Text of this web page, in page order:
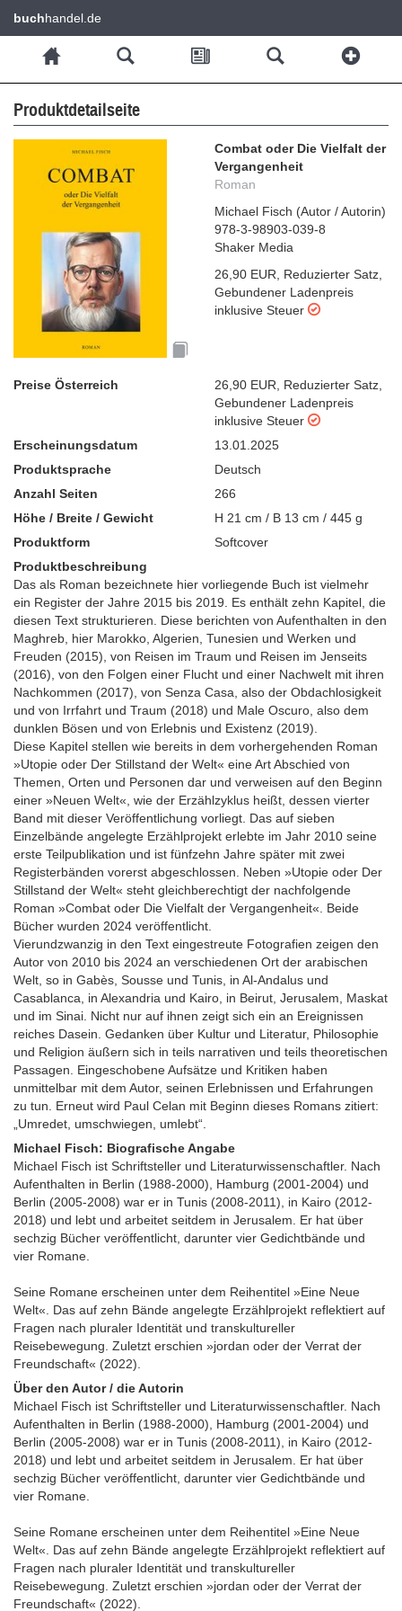
buchhandel.de
Produktdetailseite
Combat oder Die Vielfalt der
Vergangenheit
Roman
Michael Fisch (Autor / Autorin)
978-3-98903-039-8
Shaker Media
26,90 EUR
Reduzierter Satz
Gebundener Ladenpreis
inklusive Steuer
Preise Österreich 26,90 EUR Reduzierter Satz
Gebundener Ladenpreis
inklusive Steuer
Erscheinungsdatum
13.01.2025
Produktsprache
Deutsch
Anzahl Seiten
266
Höhe / Breite / Gewicht
H 21 cm / B 13 cm / 445 g
Produktform
Softcover
Produktbeschreibung
Das als Roman bezeichnete hier vorliegende Buch ist vielmehr
ein Register der Jahre 2015 bis 2019. Es enthält zehn Kapitel, die
diesen Text strukturieren. Diese berichten von Aufenthalten in den
Maghreb, hier Marokko, Algerien, Tunesien und Werken und
Freuden (2015), von Reisen im Traum und Reisen im Jenseits
(2016), von den Folgen einer Flucht und einer Nachwelt mit ihren
Nachkommen (2017), von Senza Casa, also der Obdachlosigkeit
und von Irrfahrt und Traum (2018) und Male Oscuro, also dem
dunklen Bösen und von Erlebnis und Existenz (2019).
Diese Kapitel stellen wie bereits in dem vorhergehenden Roman
»Utopie oder Der Stillstand der Welt« eine Art Abschied von
Themen, Orten und Personen dar und verweisen auf den Beginn
einer »Neuen Welt«, wie der Erzählzyklus heißt, dessen vierter
Band mit dieser Veröffentlichung vorliegt. Das auf sieben
Einzelbände angelegte Erzählprojekt erlebte im Jahr 2010 seine
erste Teilpublikation und ist fünfzehn Jahre später mit zwei
Registerbänden vorerst abgeschlossen. Neben »Utopie oder Der
Stillstand der Welt« steht gleichberechtigt der nachfolgende
Roman »Combat oder Die Vielfalt der Vergangenheit«. Beide
Bücher wurden 2024 veröffentlicht.
Vierundzwanzig in den Text eingestreute Fotografien zeigen den
Autor von 2010 bis 2024 an verschiedenen Ort der arabischen
Welt, so in Gabès, Sousse und Tunis, in Al-Andalus und
Casablanca, in Alexandria und Kairo, in Beirut, Jerusalem, Maskat
und im Sinai. Nicht nur auf ihnen zeigt sich ein an Ereignissen
reiches Dasein. Gedanken über Kultur und Literatur, Philosophie
und Religion äußern sich in teils narrativen und teils theoretischen
Passagen. Eingeschobene Aufsätze und Kritiken haben
unmittelbar mit dem Autor, seinen Erlebnissen und Erfahrungen
zu tun. Erneut wird Paul Celan mit Beginn dieses Romans zitiert:
„Umredet, umschwiegen, umlebt“.
Michael Fisch: Biografische Angabe
Michael Fisch ist Schriftsteller und Literaturwissenschaftler. Nach
Aufenthalten in Berlin (1988-2000), Hamburg (2001-2004) und
Berlin (2005-2008) war er in Tunis (2008-2011), in Kairo (2012-
2018) und lebt und arbeitet seitdem in Jerusalem. Er hat über
sechzig Bücher veröffentlicht, darunter vier Gedichtbände und
vier Romane.
Seine Romane erscheinen unter dem Reihentitel »Eine Neue
Welt«. Das auf zehn Bände angelegte Erzählprojekt reflektiert auf
Fragen nach pluraler Identität und transkultureller
Reisebewegung. Zuletzt erschien »jordan oder der Verrat der
Freundschaft« (2022).
Über den Autor / die Autorin
Michael Fisch ist Schriftsteller und Literaturwissenschaftler. Nach
Aufenthalten in Berlin (1988-2000), Hamburg (2001-2004) und
Berlin (2005-2008) war er in Tunis (2008-2011), in Kairo (2012-
2018) und lebt und arbeitet seitdem in Jerusalem. Er hat über
sechzig Bücher veröffentlicht, darunter vier Gedichtbände und
vier Romane.
Seine Romane erscheinen unter dem Reihentitel »Eine Neue
Welt«. Das auf zehn Bände angelegte Erzählprojekt reflektiert auf
Fragen nach pluraler Identität und transkultureller
Reisebewegung. Zuletzt erschien »jordan oder der Verrat der
Freundschaft« (2022).